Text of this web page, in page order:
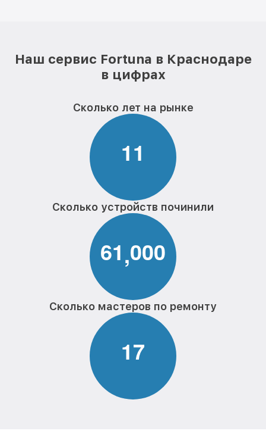
Наш сервис Fortuna в Краснодаре
в цифрах
Сколько лет на рынке
11
Сколько устройств починили
61,000
Сколько мастеров по ремонту
17